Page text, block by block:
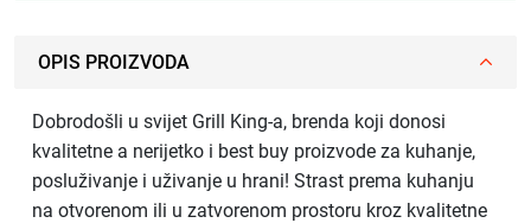
OPIS PROIZVODA
Dobrodošli u svijet Grill King-a, brenda koji donosi
kvalitetne a nerijetko i best buy proizvode za kuhanje,
posluživanje i uživanje u hrani! Strast prema kuhanju
na otvorenom ili u zatvorenom prostoru kroz kvalitetne